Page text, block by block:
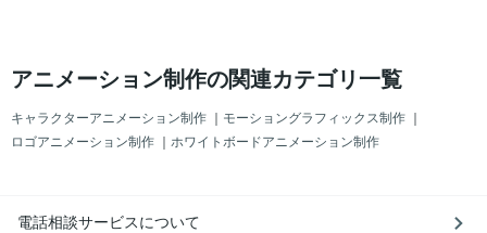
アニメーション制作の関連カテゴリ一覧
キャラクターアニメーション制作 ｜ モーショングラフィックス制作 ｜
ロゴアニメーション制作 ｜ ホワイトボードアニメーション制作
電話相談サービスについて